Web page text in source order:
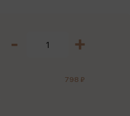
798 ₽